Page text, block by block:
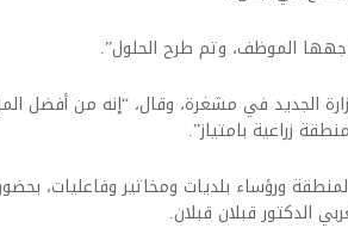
الموظف، وتم طرح الحلول”.
الجديد في مشغرة، وقال، “إنه من أفضل
زراعية بامتياز”.
ورؤساء بلديات ومخاتير وفاعليات،
الدكتور قبلان قبلان.